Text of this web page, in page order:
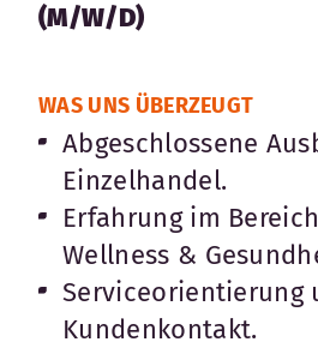
(M/W/D)
WAS UNS ÜBERZEUGT
Abgeschlossene
Einzelhandel.
Erfahrung im
Wellness &
Serviceorientierung
Kundenkontakt.